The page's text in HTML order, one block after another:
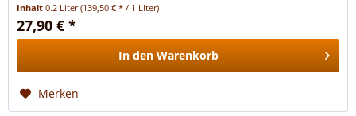
Inhalt0.2 Liter(139,50 € * / 1 Liter)
27,90 € *
In den Warenkorb
Merken